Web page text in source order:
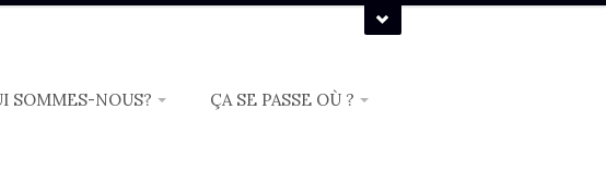
SOMMES-NOUS? ÇA SE PASSE OÙ ?